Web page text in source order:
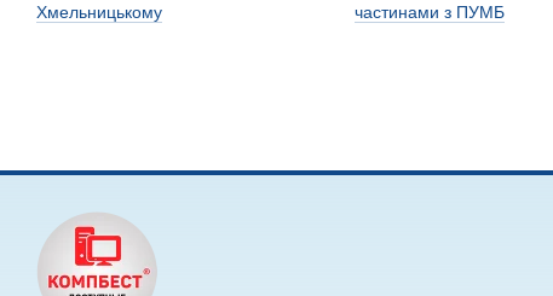
Хмельницькому
частинами з ПУМБ